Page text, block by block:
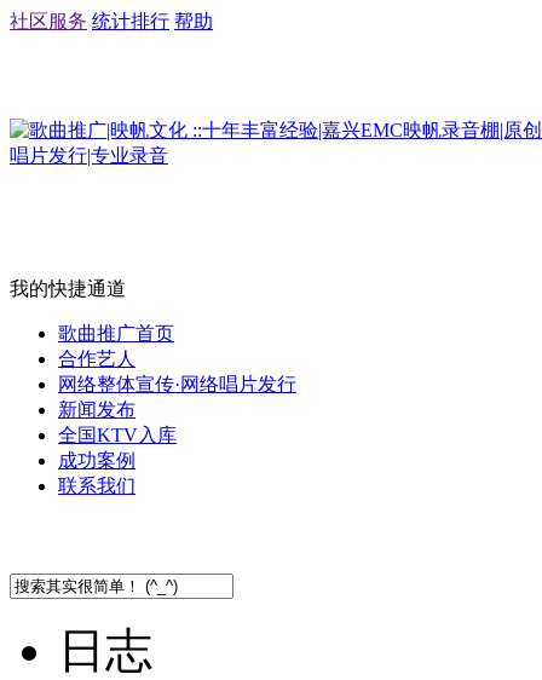
社区服务 统计排行 帮助
我的快捷通道
歌曲推广首页
合作艺人
网络整体宣传·网络唱片发行
新闻发布
全国KTV入库
成功案例
联系我们
日志